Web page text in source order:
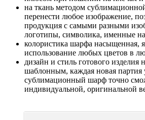
на ткань методом
перенести любое изображение,
продукция с самыми разными
логотипы, символика, именные
колористика шарфа насыщенная,
использование любых цветов в
дизайн и стиль готового изделия
шаблонным, каждая новая партия
сублимационный шарф точно
индивидуальной, оригинальной